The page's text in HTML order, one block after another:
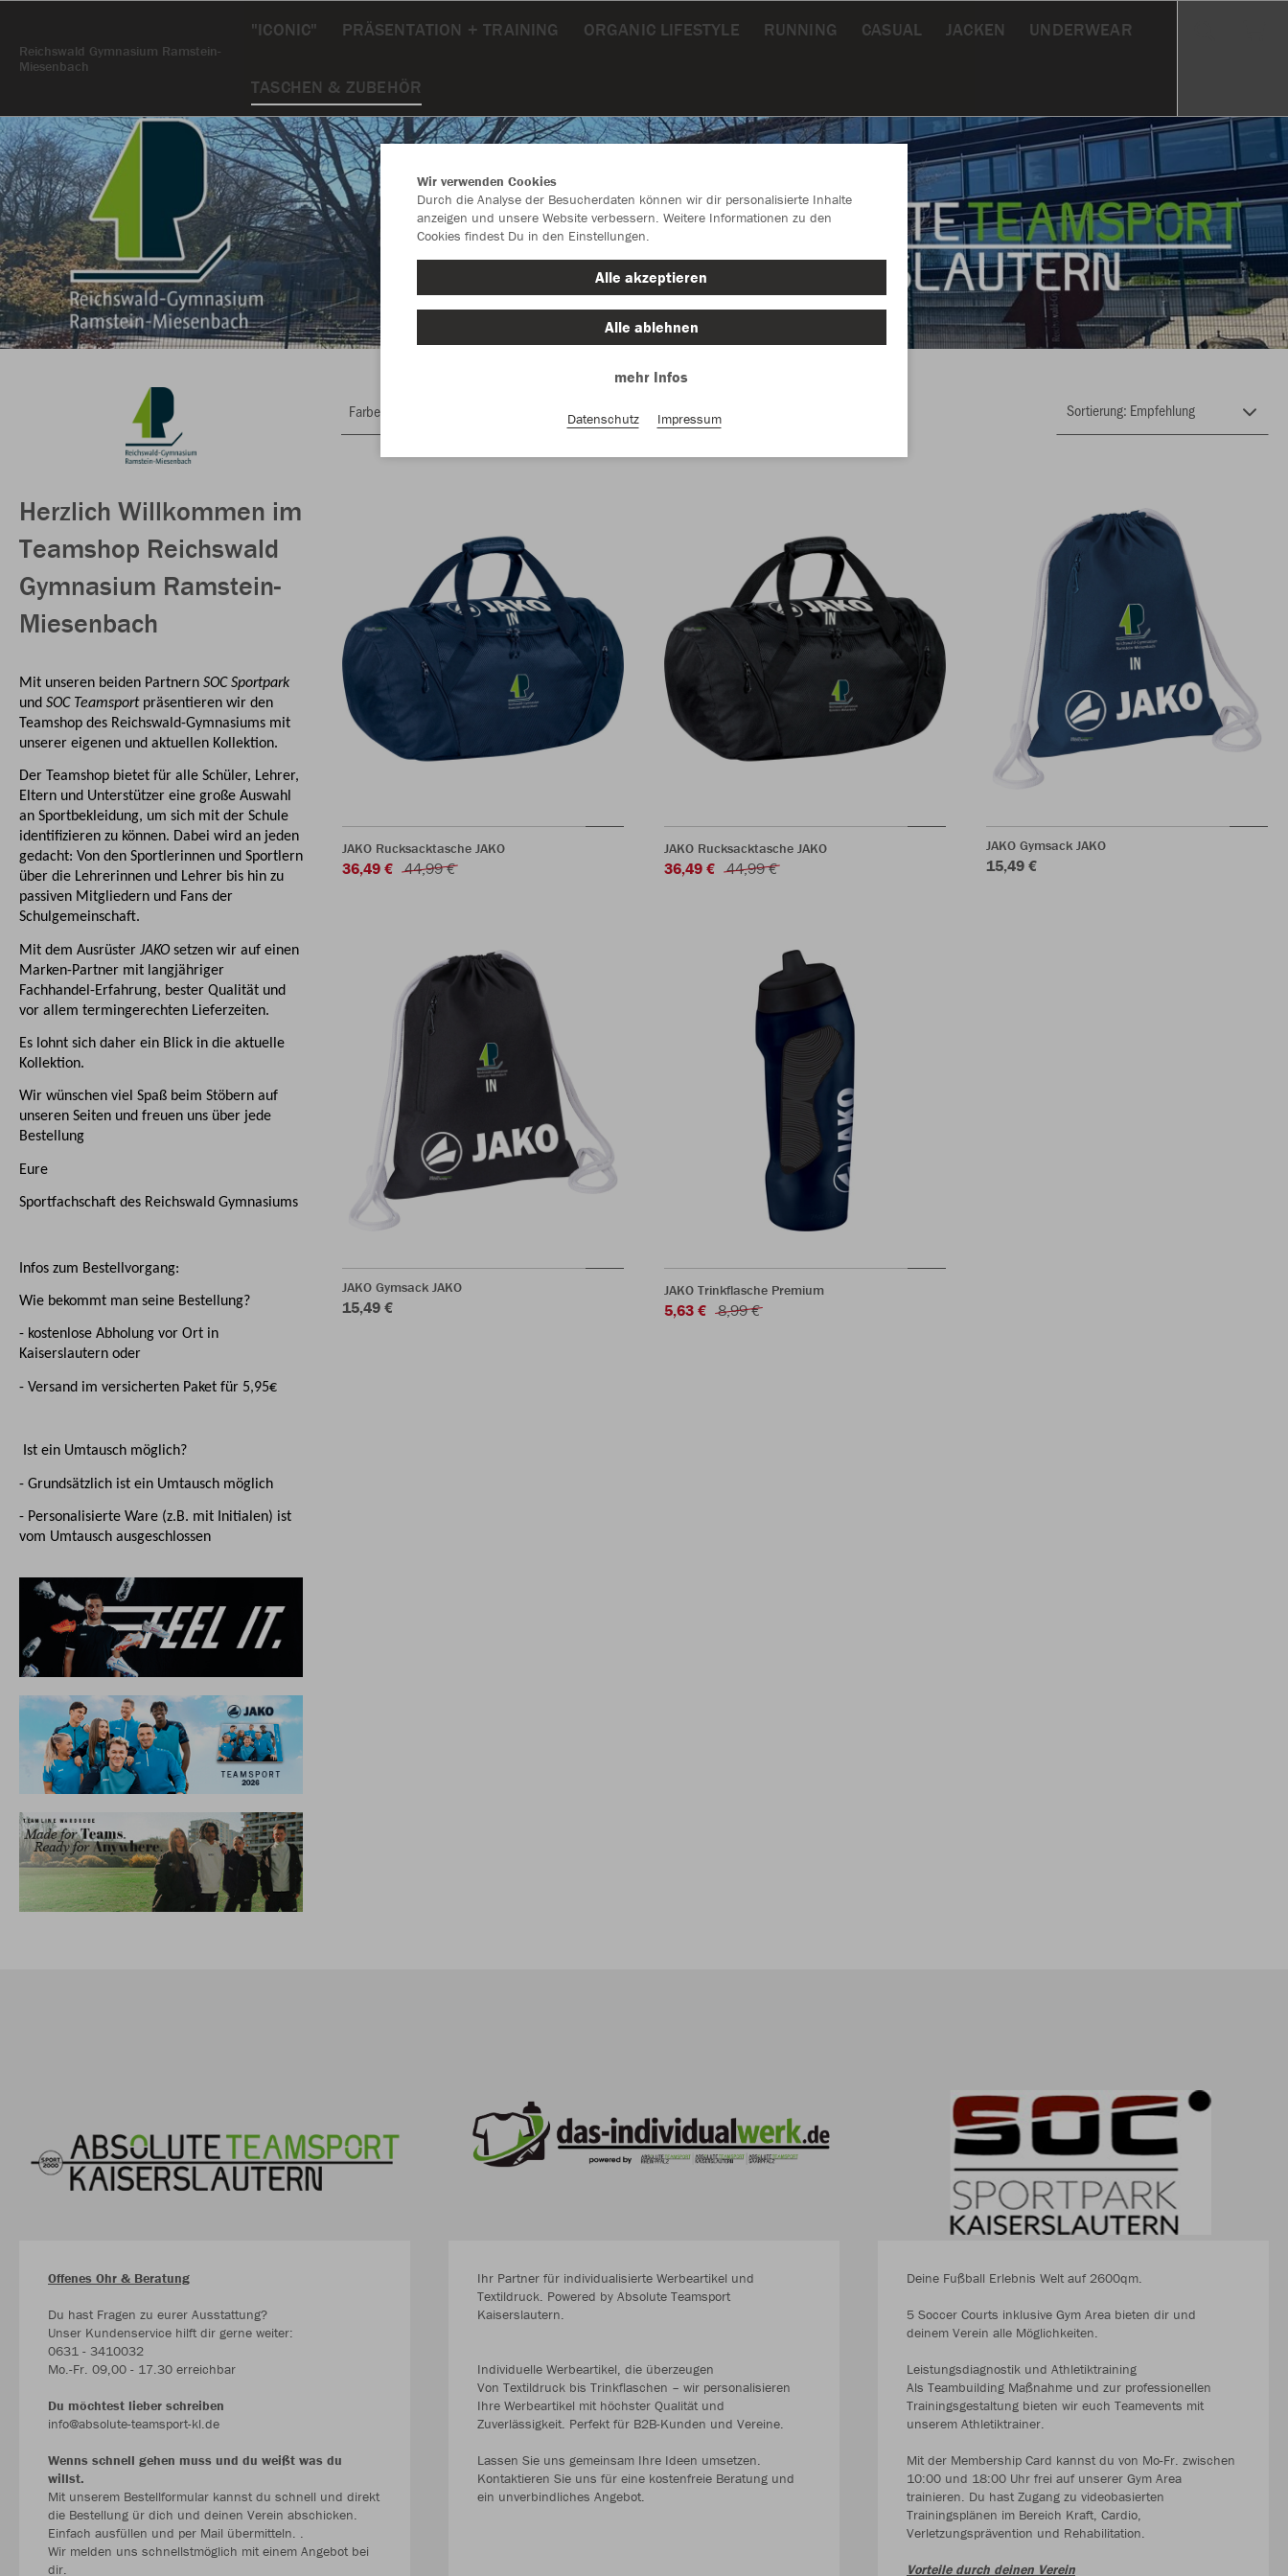
Reichswald Gymnasium Ramstein-
Miesenbach
"ICONIC" PRÄSENTATION + TRAINING ORGANIC LIFESTYLE RUNNING CASUAL JACKEN UNDERWEAR
TASCHEN & ZUBEHÖR
Herzlich Willkommen im
Teamshop Reichswald
Gymnasium Ramstein-
Miesenbach
Mit unseren beiden Partnern SOC Sportpark
und SOC Teamsport präsentieren wir den
Teamshop des Reichswald-Gymnasiums mit
unserer eigenen und aktuellen Kollektion.
Der Teamshop bietet für alle Schüler, Lehrer,
Eltern und Unterstützer eine große Auswahl
an Sportbekleidung, um sich mit der Schule
identifizieren zu können. Dabei wird an jeden
gedacht: Von den Sportlerinnen und Sportlern
über die Lehrerinnen und Lehrer bis hin zu
passiven Mitgliedern und Fans der
Schulgemeinschaft.
Mit dem Ausrüster JAKOsetzen wir auf einen
Marken-Partner mit langjähriger
Fachhandel-Erfahrung, bester Qualität und
vor allem termingerechten Lieferzeiten.
Es lohnt sich daher ein Blick in die aktuelle
Kollektion.
Wir wünschen viel Spaß beim Stöbern auf
unseren Seiten und freuen uns über jede
Bestellung
Eure
Sportfachschaft des Reichswald Gymnasiums
Infos zum Bestellvorgang:
Wie bekommt man seine Bestellung?
- kostenlose Abholung vor Ort in
Kaiserslautern oder
- Versand im versicherten Paket für 5,95€
Ist ein Umtausch möglich?
- Grundsätzlich ist ein Umtausch möglich
- Personalisierte Ware (z.B. mit Initialen) ist
vom Umtausch ausgeschlossen
Farbe
JAKO Rucksacktasche JAKO
36,49 € 44,99 €
JAKO Rucksacktasche JAKO
36,49 € 44,99 €
JAKO Gymsack JAKO
15,49 €
JAKO Gymsack JAKO
15,49 €
JAKO Trinkflasche Premium
5,63 € 8,99 €
Offenes Ohr & Beratung
Du hast Fragen zu eurer Ausstattung?
Unser Kundenservice hilft dir gerne weiter:
0631 - 3410032
Mo.-Fr. 09,00 - 17.30 erreichbar
Du möchtest lieber schreiben
info@absolute-teamsport-kl.de
Wenns schnell gehen muss und du weißt was du
willst.
Mit unserem Bestellformular kannst du schnell und direkt
die Bestellung ür dich und deinen Verein abschicken.
Einfach ausfüllen und per Mail übermitteln. .
Wir melden uns schnellstmöglich mit einem Angebot bei
dir.
Ihr Partner für individualisierte Werbeartikel und
Textildruck. Powered by Absolute Teamsport
Kaiserslautern.
Individuelle Werbeartikel, die überzeugen
Von Textildruck bis Trinkflaschen – wir personalisieren
Ihre Werbeartikel mit höchster Qualität und
Zuverlässigkeit. Perfekt für B2B-Kunden und Vereine.
Lassen Sie uns gemeinsam Ihre Ideen umsetzen.
Kontaktieren Sie uns für eine kostenfreie Beratung und
ein unverbindliches Angebot.
Deine Fußball Erlebnis Welt auf 2600qm.
5 Soccer Courts inklusive Gym Area bieten dir und
deinem Verein alle Möglichkeiten.
Leistungsdiagnostik und Athletiktraining
Als Teambuilding Maßnahme und zur professionellen
Trainingsgestaltung bieten wir euch Teamevents mit
unserem Athletiktrainer.
Mit der Membership Card kannst du von Mo-Fr. zwischen
10:00 und 18:00 Uhr frei auf unserer Gym Area
trainieren. Du hast Zugang zu videobasierten
Trainingsplänen im Bereich Kraft, Cardio,
Verletzungsprävention und Rehabilitation.
Vorteile durch deinen Verein
Wir verwenden Cookies
Durch die Analyse der Besucherdaten können wir dir personalisierte Inhalte
anzeigen und unsere Website verbessern. Weitere Informationen zu den
Cookies findest Du in den Einstellungen.
Alle akzeptieren
Alle ablehnen
mehr Infos
Datenschutz Impressum